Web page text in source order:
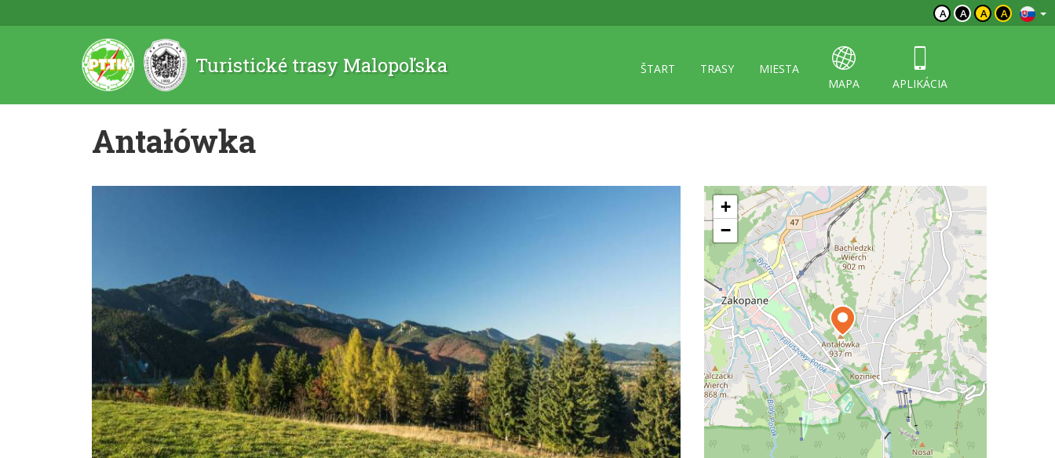
A A A A
Turistické trasy Malopoľska ŠTART TRASY
MIESTA
MAPA
APLIKÁCIA
Antałówka
+
−